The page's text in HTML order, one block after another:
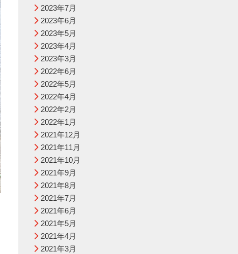
2023年7月
2023年6月
2023年5月
2023年4月
2023年3月
2022年6月
2022年5月
2022年4月
2022年2月
2022年1月
2021年12月
2021年11月
2021年10月
2021年9月
2021年8月
2021年7月
2021年6月
2021年5月
2021年4月
2021年3月